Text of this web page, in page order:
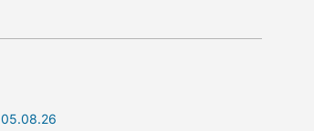
05.08.26